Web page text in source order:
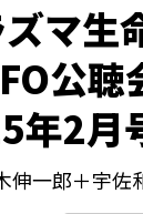
マ生
公
年2月
伸一郎＋宇佐